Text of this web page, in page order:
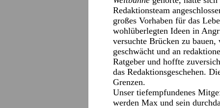
Redaktionsteam
großes Vorhaben für das
wohlüberlegten Ideen in
versuchte Brücken zu
geschwächt und an
Ratgeber und hoffte
das Redaktionsgeschehen.
Grenzen.
Unser tiefempfundenes
werden Max und sein